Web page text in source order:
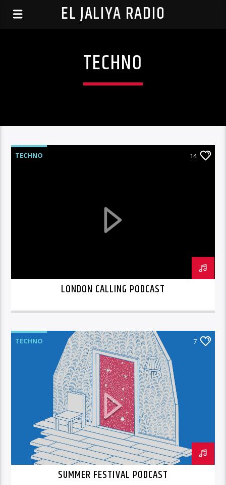
EL JALIYA RADIO
TECHNO
TECHNO 14
LONDON CALLING PODCAST
TECHNO 7
SUMMER FESTIVAL PODCAST